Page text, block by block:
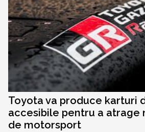
Toyota va produce karturi
accesibile pentru a atrage
de motorsport